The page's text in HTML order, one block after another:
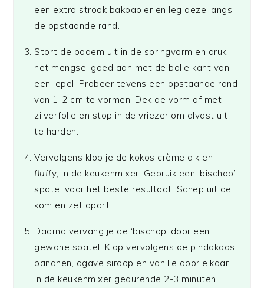
een extra strook bakpapier en leg deze langs
de opstaande rand.
Stort de bodem uit in de springvorm en druk
het mengsel goed aan met de bolle kant van
een lepel. Probeer tevens een opstaande rand
van 1-2 cm te vormen. Dek de vorm af met
zilverfolie en stop in de vriezer om alvast uit
te harden.
Vervolgens klop je de kokos crème dik en
fluffy, in de keukenmixer. Gebruik een ‘bischop’
spatel voor het beste resultaat. Schep uit de
kom en zet apart.
Daarna vervang je de ‘bischop’ door een
gewone spatel. Klop vervolgens de pindakaas,
bananen, agave siroop en vanille door elkaar
in de keukenmixer gedurende 2-3 minuten.